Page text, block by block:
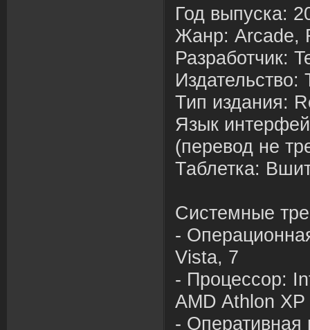
Год выпуска:
Жанр: Arcade,
Разработчик:
Издательство:
Тип издания:
Язык
(перевод не
Таблетка: В
Системные
-
Vista, 7
- Процессор:
AMD Athlon
- Оперативная